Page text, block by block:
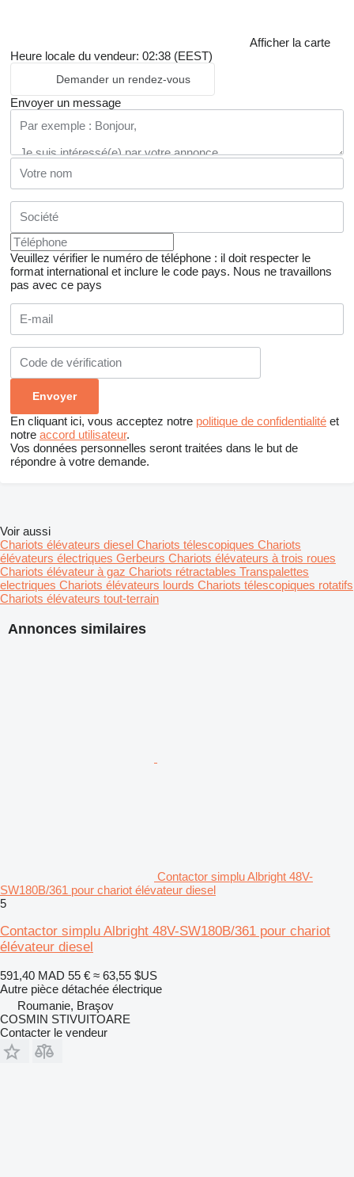
Afficher la carte
Heure locale du vendeur: 02:38 (EEST)
Demander un rendez-vous
Envoyer un message
Veuillez vérifier le numéro de téléphone : il doit respecter le
format international et inclure le code pays. Nous ne travaillons
pas avec ce pays
En cliquant ici, vous acceptez notre politique de confidentialité et
notre accord utilisateur.
Vos données personnelles seront traitées dans le but de
répondre à votre demande.
Annonces similaires
Contactor simplu Albright 48V-
SW180B/361 pour chariot élévateur diesel
5
Contactor simplu Albright 48V-SW180B/361 pour chariot
élévateur diesel
591,40 MAD 55 € ≈ 63,55 $US
Autre pièce détachée électrique
Roumanie, Braşov
COSMIN STIVUITOARE
Contacter le vendeur
Voir aussi
Chariots élévateurs diesel Chariots télescopiques Chariots
élévateurs électriques Gerbeurs Chariots élévateurs à trois roues
Chariots élévateur à gaz Chariots rétractables Transpalettes
electriques Chariots élévateurs lourds Chariots télescopiques rotatifs
Chariots élévateurs tout-terrain